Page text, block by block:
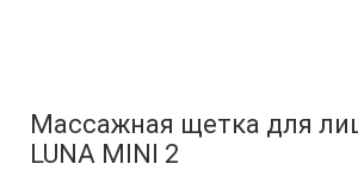
Массажная щетка для
LUNA MINI 2